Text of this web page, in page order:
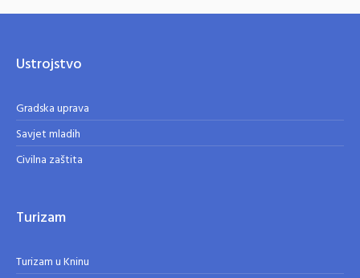
Ustrojstvo
Gradska uprava
Savjet mladih
Civilna zaštita
Turizam
Turizam u Kninu